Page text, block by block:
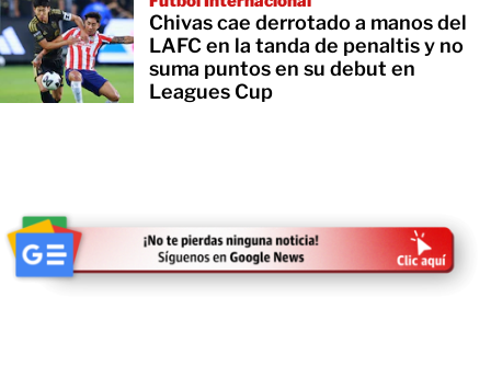
Chivas cae derrotado a manos del
LAFC en la tanda de penaltis y no
suma puntos en su debut en
Leagues Cup